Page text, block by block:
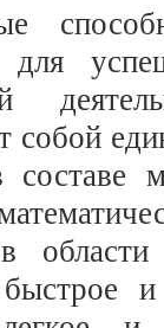
собой